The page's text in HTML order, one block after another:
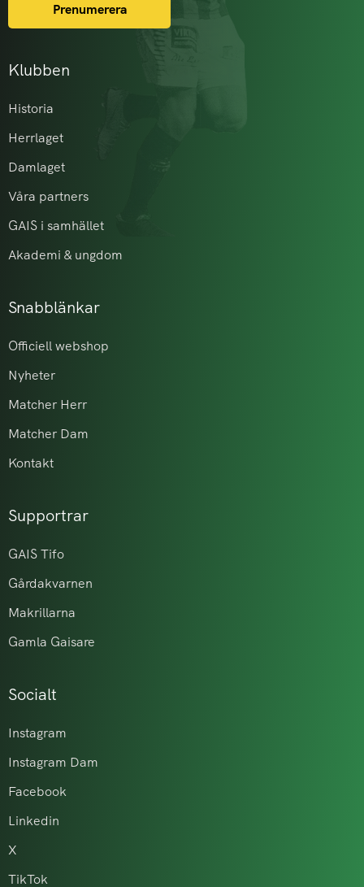
Klubben
Historia
Herrlaget
Damlaget
Våra partners
GAIS i samhället
Akademi & ungdom
Snabblänkar
Officiell webshop
Nyheter
Matcher Herr
Matcher Dam
Kontakt
Supportrar
GAIS Tifo
Gårdakvarnen
Makrillarna
Gamla Gaisare
Socialt
Instagram
Instagram Dam
Facebook
Linkedin
X
TikTok
Prenumerera